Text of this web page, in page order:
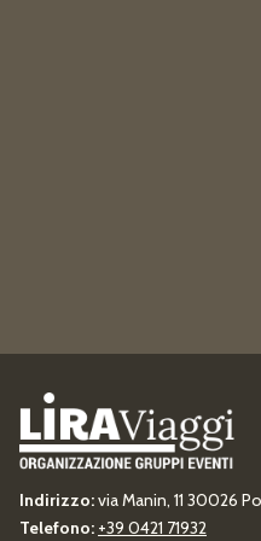
Indirizzo:via Manin, 11 30026
Telefono: +39 0421 71932